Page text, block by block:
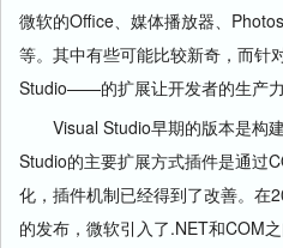
微软的Office、媒体播放器、
等。其中有些可能比较新奇，而
Studio——的扩展让开发者的生产力
Visual Studio早期的版本是构
Studio的主要扩展方式插件是通过
化，插件机制已经得到了改善。在
的发布，微软引入了.NET和COM